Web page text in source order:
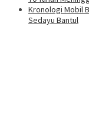
Kronologi Mobil
Sedayu Bantul